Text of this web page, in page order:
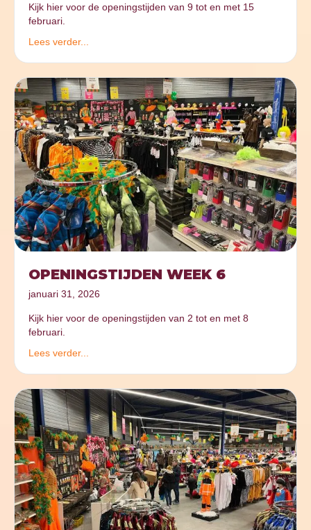
Kijk hier voor de openingstijden van 9 tot en met 15
februari.
Lees verder...
OPENINGSTIJDEN WEEK 6
januari 31, 2026
Kijk hier voor de openingstijden van 2 tot en met 8
februari.
Lees verder...